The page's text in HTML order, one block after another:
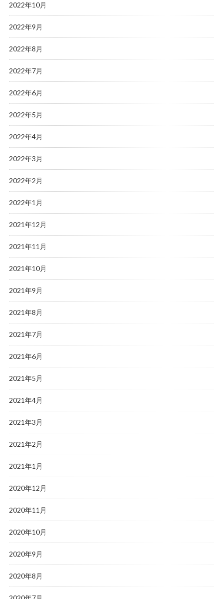
2022年10月
2022年9月
2022年8月
2022年7月
2022年6月
2022年5月
2022年4月
2022年3月
2022年2月
2022年1月
2021年12月
2021年11月
2021年10月
2021年9月
2021年8月
2021年7月
2021年6月
2021年5月
2021年4月
2021年3月
2021年2月
2021年1月
2020年12月
2020年11月
2020年10月
2020年9月
2020年8月